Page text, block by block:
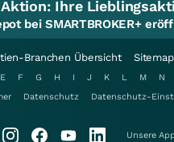
Ihre
bei SMARTBROKER+
Branchen Übersicht Sitemap
E F G H I J K L M N
Datenschutz Datenschutz-
Unsere